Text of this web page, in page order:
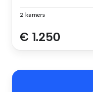
2 kamers
€ 1.250